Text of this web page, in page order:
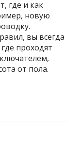
где и как
новую
вы всегда
проходят
от пола.